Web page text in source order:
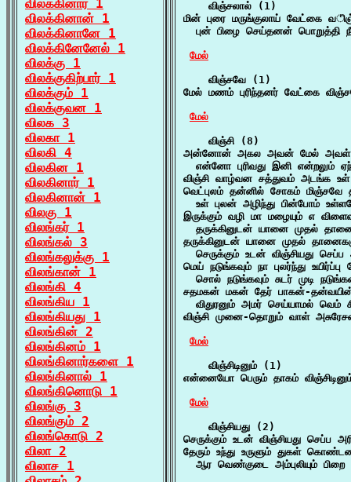
விலக்கினார் 1
விலக்கினான் 1
விலக்கினானே 1
விலக்கினேனேல் 1
விலக்கு 1
விலக்குகிற்பார் 1
விலக்கும் 1
விலக்குவன 1
விலக 3
விலகா 1
விலகி 4
விலகின 1
விலகினார் 1
விலகினான் 1
விலகு 1
விலங்கர் 1
விலங்கல் 3
விலங்கலுக்கு 1
விலங்கான் 1
விலங்கி 4
விலங்கிய 1
விலங்கியது 1
விலங்கின் 2
விலங்கினம் 1
விலங்கினார்களை 1
விலங்கினால் 1
விலங்கினொடு 1
விலங்கு 3
விலங்கும் 2
விலங்கொடு 2
விலா 2
விலாச 1
    விஞ்சலால் (1)
மின் புரை மருங்குலாய் வேட்கை
புன் பிழை செய்தனன் பொறுத்தி
மேல்
    விஞ்சவே (1)
மேல் மணம் புரிந்தனர் வேட்கை
மேல்
    விஞ்சி (8)
அன்னோன் அகல அவன் மேல் அவள்
என்னோ புரிவது இனி என்றலும்
விஞ்சி வாழ்வன சத்துவம் அடங்க உள்
வெட்புலம் தன்னில் சோகம் மிஞ்சவே
உள் புலன் அழிந்து பின்போம்
இருக்கும் வழி மா மழையும் எ
தருக்கினுடன் யானை முதல்
தருக்கினுடன் யானை முதல்
செருக்கும் உடன் விஞ்சியது செப்ப
மெய் நடுங்கவும் நா புலர்ந்து உயிர்ப்பு
சொல் நடுங்கவும் சுடர் முடி
சதமகன் மகன் தேர் பாகன்-
விதுரனும் அமர் செய்யாமல் வெம்
விஞ்சி முனை-தொறும் வாள்
மேல்
    விஞ்சிடினும் (1)
என்னையோ பெரும் தாகம்
மேல்
    விஞ்சியது (2)
செருக்கும் உடன் விஞ்சியது செப்ப
தேரும் உந்து உருளும் துகள்
ஆர வெண்குடை அம்புலியும்